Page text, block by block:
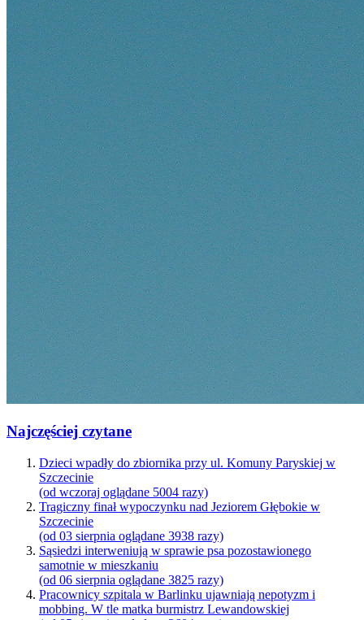
Najczęściej czytane
Dzieci wpadły do zbiornika przy ul. Komuny Paryskiej w
Szczecinie
(od wczoraj oglądane 5004 razy)
Tragiczny finał wypoczynku nad Jeziorem Głębokie w
Szczecinie
(od 03 sierpnia oglądane 3938 razy)
Sąsiedzi interweniują w sprawie psa pozostawionego
samotnie w mieszkaniu
(od 06 sierpnia oglądane 3825 razy)
Pracownicy szpitala w Barlinku ujawniają nepotyzm i
mobbing. W tle matka burmistrz Lewandowskiej